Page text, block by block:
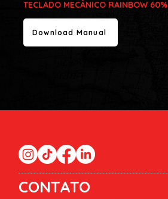
TECLADO MECÂNICO RAINBOW 60%
Download Manual
CONTATO